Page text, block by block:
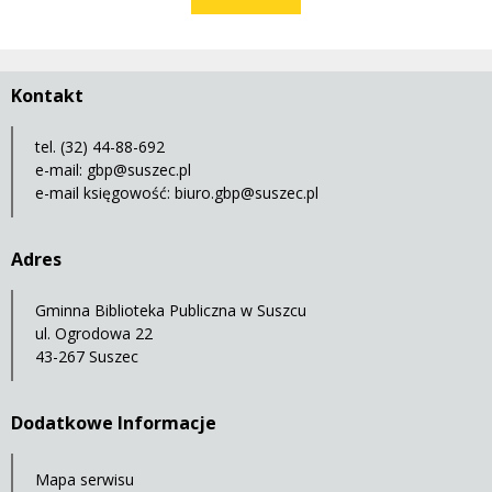
Kontakt
tel. (32) 44-88-692
e-mail: gbp@suszec.pl
e-mail księgowość: biuro.gbp@suszec.pl
Adres
Gminna Biblioteka Publiczna w Suszcu
ul. Ogrodowa 22
43-267 Suszec
Dodatkowe Informacje
Mapa serwisu